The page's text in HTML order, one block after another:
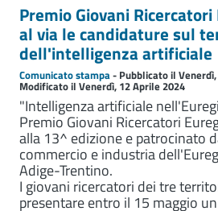
Premio Giovani
al via le candidature sul
dell'intelligenza artificiale
Comunicato stampa- Pubblicato il
Modificato il Venerdì, 12 Aprile 2024
"Intelligenza artificiale
Premio Giovani Ricercatori
alla 13^ edizione e patrocinato
commercio e industria
Adige-Trentino.
I giovani ricercatori dei tre
presentare entro il 15 maggio